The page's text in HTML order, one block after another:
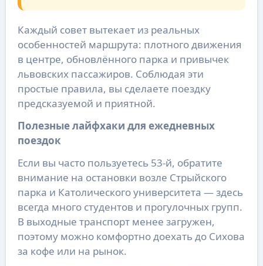
Каждый совет вытекает из реальных
особенностей маршрута: плотного движения
в центре, обновлённого парка и привычек
львовских пассажиров. Соблюдая эти
простые правила, вы сделаете поездку
предсказуемой и приятной.
Полезные лайфхаки для ежедневных
поездок
Если вы часто пользуетесь 53-й, обратите
внимание на остановки возле Стрыйского
парка и Католического университета — здесь
всегда много студентов и прогулочных групп.
В выходные транспорт менее загружен,
поэтому можно комфортно доехать до Сихова
за кофе или на рынок.